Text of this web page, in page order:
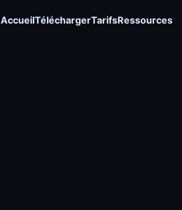
AccueilTéléchargerTarifsRessources